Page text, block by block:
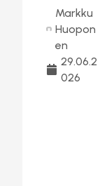
Markku
Huopon
en
29.06.2
026